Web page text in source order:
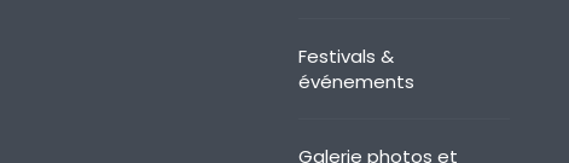
Festivals &
événements
Galerie photos et